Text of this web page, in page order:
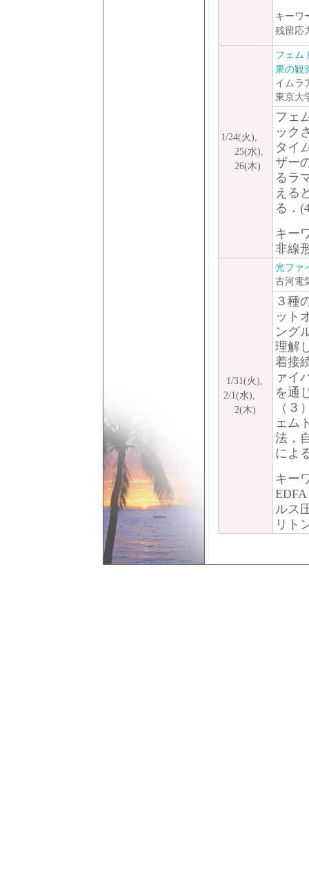
キーワ
残留
1/24(火),
25(水),
26(木)
フェム
果の観
イムラ
東京大
フェ
ック
タイ
ザー
るラ
える
る．
キー
非線
1/31(火),
2/1(水),
2(木)
光ファ
古河電
３種
ット
ング
理解
着接
ァイ
を通
（
ェム
法，
によ
キー
ルス
リト